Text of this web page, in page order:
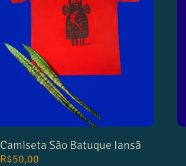
Camiseta São Batuque Iansã
R$50,00